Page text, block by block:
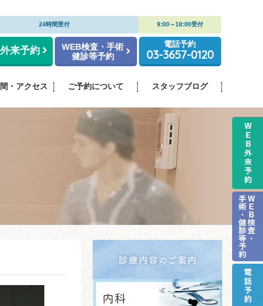
24時間受付 9:00～18:00受付
来予約
WEB検査・手術
健診等予約
電話予約
03-3657-0120
・アクセス ご予約について スタッフブログ
内科